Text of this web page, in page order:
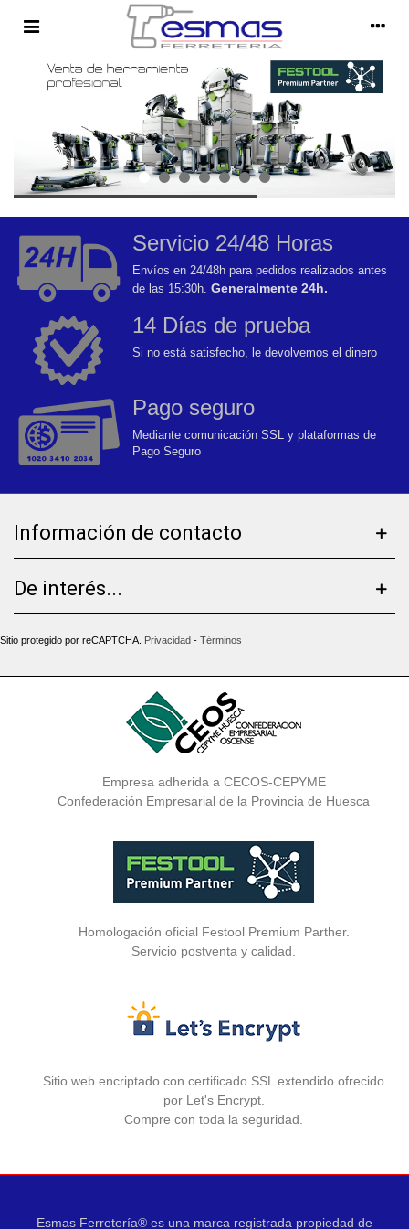
Servicio 24/48 Horas
Envíos en 24/48h para pedidos realizados antes
de las 15:30h. Generalmente 24h.
14 Días de prueba
Si no está satisfecho, le devolvemos el dinero
Pago seguro
Mediante comunicación SSL y plataformas de
Pago Seguro
Información de contacto
De interés...
Sitio protegido por reCAPTCHA. Privacidad - Términos
Empresa adherida a CECOS-CEPYME
Confederación Empresarial de la Provincia de Huesca
Homologación oficial Festool Premium Parther.
Servicio postventa y calidad.
Sitio web encriptado con certificado SSL extendido ofrecido
por Let's Encrypt.
Compre con toda la seguridad.
Esmas Ferretería® es una marca registrada propiedad de